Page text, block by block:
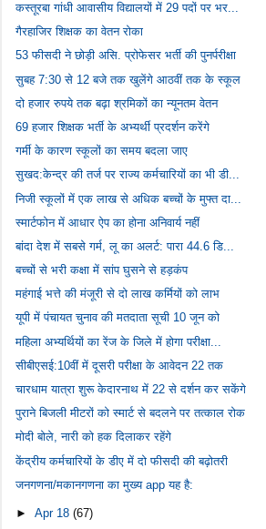
कस्तूरबा गांधी आवासीय विद्यालयों में 29 पदों पर भर...
गैरहाजिर शिक्षक का वेतन रोका
53 फीसदी ने छोड़ी असि. प्रोफेसर भर्ती की पुनर्परीक्षा
सुबह 7:30 से 12 बजे तक खुलेंगे आठवीं तक के स्कूल
दो हजार रुपये तक बढ़ा श्रमिकों का न्यूनतम वेतन
69 हजार शिक्षक भर्ती के अभ्यर्थी प्रदर्शन करेंगे
गर्मी के कारण स्कूलों का समय बदला जाए
सुखद:केन्द्र की तर्ज पर राज्य कर्मचारियों का भी डी...
निजी स्कूलों में एक लाख से अधिक बच्चों के मुफ्त दा...
स्मार्टफोन में आधार ऐप का होना अनिवार्य नहीं
बांदा देश में सबसे गर्म, लू का अलर्ट: पारा 44.6 डि...
बच्चों से भरी कक्षा में सांप घुसने से हड़कंप
महंगाई भत्ते की मंजूरी से दो लाख कर्मियों को लाभ
यूपी में पंचायत चुनाव की मतदाता सूची 10 जून को
महिला अभ्यर्थियों का रेंज के जिले में होगा परीक्षा...
सीबीएसई:10वीं में दूसरी परीक्षा के आवेदन 22 तक
चारधाम यात्रा शुरू केदारनाथ में 22 से दर्शन कर सकेंगे
पुराने बिजली मीटरों को स्मार्ट से बदलने पर तत्काल रोक
मोदी बोले, नारी को हक दिलाकर रहेंगे
केंद्रीय कर्मचारियों के डीए में दो फीसदी की बढ़ोतरी
जनगणना/मकानगणना का मुख्य app यह है:
►Apr 18(67)